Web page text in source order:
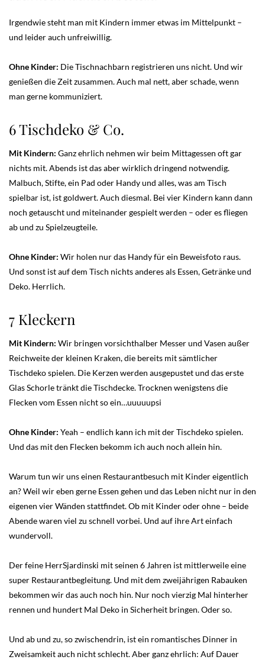
Irgendwie steht man mit Kindern immer etwas im Mittelpunkt –
und leider auch unfreiwillig.
Ohne Kinder: Die Tischnachbarn registrieren uns nicht. Und wir
genießen die Zeit zusammen. Auch mal nett, aber schade, wenn
man gerne kommuniziert.
6 Tischdeko & Co.
Mit Kindern: Ganz ehrlich nehmen wir beim Mittagessen oft gar
nichts mit. Abends ist das aber wirklich dringend notwendig.
Malbuch, Stifte, ein Pad oder Handy und alles, was am Tisch
spielbar ist, ist goldwert. Auch diesmal. Bei vier Kindern kann dann
noch getauscht und miteinander gespielt werden – oder es fliegen
ab und zu Spielzeugteile.
Ohne Kinder: Wir holen nur das Handy für ein Beweisfoto raus.
Und sonst ist auf dem Tisch nichts anderes als Essen, Getränke und
Deko. Herrlich.
7 Kleckern
Mit Kindern: Wir bringen vorsichthalber Messer und Vasen außer
Reichweite der kleinen Kraken, die bereits mit sämtlicher
Tischdeko spielen. Die Kerzen werden ausgepustet und das erste
Glas Schorle tränkt die Tischdecke. Trocknen wenigstens die
Flecken vom Essen nicht so ein…uuuuupsi
Ohne Kinder: Yeah – endlich kann ich mit der Tischdeko spielen.
Und das mit den Flecken bekomm ich auch noch allein hin.
Warum tun wir uns einen Restaurantbesuch mit Kinder eigentlich
an? Weil wir eben gerne Essen gehen und das Leben nicht nur in den
eigenen vier Wänden stattfindet. Ob mit Kinder oder ohne – beide
Abende waren viel zu schnell vorbei. Und auf ihre Art einfach
wundervoll.
Der feine HerrSjardinski mit seinen 6 Jahren ist mittlerweile eine
super Restaurantbegleitung. Und mit dem zweijährigen Rabauken
bekommen wir das auch noch hin. Nur noch vierzig Mal hinterher
rennen und hundert Mal Deko in Sicherheit bringen. Oder so.
Und ab und zu, so zwischendrin, ist ein romantisches Dinner in
Zweisamkeit auch nicht schlecht. Aber ganz ehrlich: Auf Dauer